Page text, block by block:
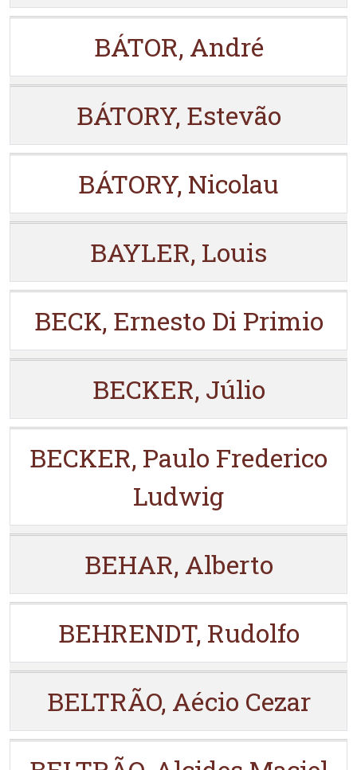
BÁTOR, André
BÁTORY, Estevão
BÁTORY, Nicolau
BAYLER, Louis
BECK, Ernesto Di Primio
BECKER, Júlio
BECKER, Paulo Frederico
Ludwig
BEHAR, Alberto
BEHRENDT, Rudolfo
BELTRÃO, Aécio Cezar